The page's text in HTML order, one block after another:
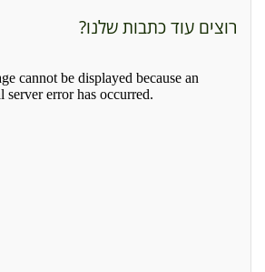
רוצים עוד כתבות שלנו?